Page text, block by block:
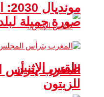
طقس الإثنين
صورة جميلة
المغرب يترأس
للزيتون